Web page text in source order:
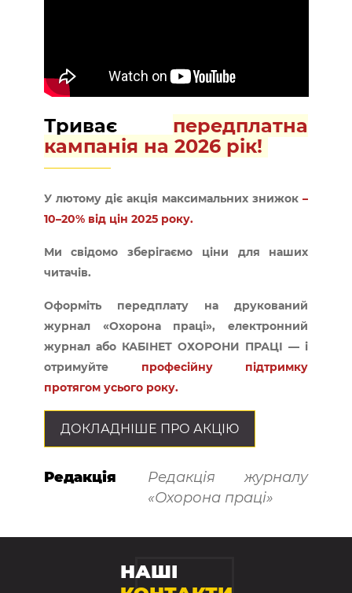
Триває передплатна
кампанія на 2026 рік!
У лютому діє акція максимальних знижок–
10–20% від цін 2025 року.
Ми свідомо зберігаємо ціни для наших
читачів.
Оформіть передплату на друкований
журнал «Охорона праці», електронний
журнал або КАБІНЕТ ОХОРОНИ ПРАЦІ — і
отримуйте професійну підтримку
протягом усього року.
ДОКЛАДНІШЕ ПРО АКЦІЮ
Редакція
Редакція журналу
«Охорона праці»
НАШІ